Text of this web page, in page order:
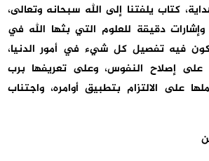
كتاب يلفتنا إلى الله سبحانه وتعالى،
دقيقة للعلوم التي بثها الله في
فيه تفصيل كل شيء في أمور الدنيا،
على إصلاح النفوس، وعلى تعريفها برب
على الالتزام بتطبيق أوامره، واجتناب